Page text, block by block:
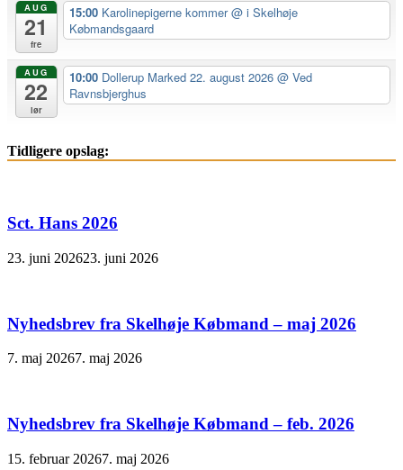
AUG
21
fre
15:00 Karolinepigerne kommer@ i Skelhøje
Købmandsgaard
AUG
22
lør
10:00 Dollerup Marked 22. august 2026 @ Ved
Ravnsbjerghus
Tidligere opslag:
Sct. Hans 2026
23. juni 202623. juni 2026
Nyhedsbrev fra Skelhøje Købmand – maj 2026
7. maj 20267. maj 2026
Nyhedsbrev fra Skelhøje Købmand – feb. 2026
15. februar 20267. maj 2026